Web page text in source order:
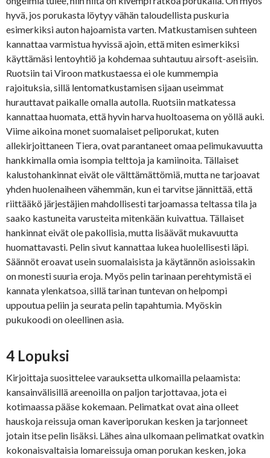
hyvä, jos porukasta löytyy vähän taloudellista puskuria
esimerkiksi auton hajoamista varten. Matkustamisen suhteen
kannattaa varmistua hyvissä ajoin, että miten esimerkiksi
käyttämäsi lentoyhtiö ja kohdemaa suhtautuu airsoft-aseisiin.
Ruotsiin tai Viroon matkustaessa ei ole kummempia
rajoituksia, sillä lentomatkustamisen sijaan useimmat
hurauttavat paikalle omalla autolla. Ruotsiin matkatessa
kannattaa huomata, että hyvin harva huoltoasema on yöllä auki.
Viime aikoina monet suomalaiset peliporukat, kuten
allekirjoittaneen Tiera, ovat parantaneet omaa pelimukavuutta
hankkimalla omia isompia telttoja ja kamiinoita. Tällaiset
kalustohankinnat eivät ole välttämättömiä, mutta ne tarjoavat
yhden huolenaiheen vähemmän, kun ei tarvitse jännittää, että
riittääkö järjestäjien mahdollisesti tarjoamassa teltassa tila ja
saako kastuneita varusteita mitenkään kuivattua. Tällaiset
hankinnat eivät ole pakollisia, mutta lisäävät mukavuutta
huomattavasti. Pelin sivut kannattaa lukea huolellisesti läpi.
Säännöt eroavat usein suomalaisista ja käytännön asioissakin
on monesti suuria eroja. Myös pelin tarinaan perehtymistä ei
kannata ylenkatsoa, sillä tarinan tuntevan on helpompi
uppoutua peliin ja seurata pelin tapahtumia. Myöskin
pukukoodi on oleellinen asia.
4 Lopuksi
Kirjoittaja suosittelee varauksetta ulkomailla pelaamista:
kansainvälisillä areenoilla on paljon tarjottavaa, jota ei
kotimaassa pääse kokemaan. Pelimatkat ovat aina olleet
hauskoja reissuja oman kaveriporukan kesken ja tarjonneet
jotain itse pelin lisäksi. Lähes aina ulkomaan pelimatkat ovatkin
kokonaisvaltaisia lomareissuja oman porukan kesken, joka